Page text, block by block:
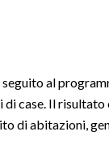
al
case. Il
di abitazioni,